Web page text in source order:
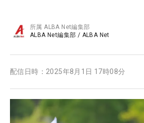
所属ALBA Net編集部
ALBA Net編集部 / ALBA Net
配信日時： 2025年8月1日 17時08分